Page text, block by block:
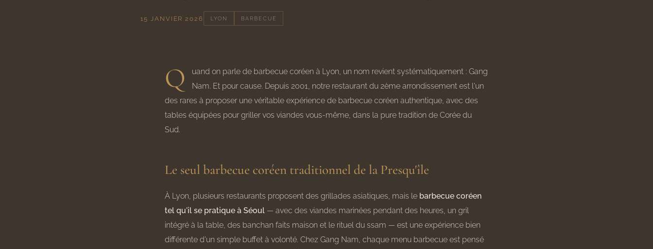
15 JANVIER 2026 LYON BARBECUE
Q
uand on parle de barbecue coréen à Lyon, un nom revient systématiquement : Gang
Nam. Et pour cause. Depuis 2001, notre restaurant du 2ème arrondissement est l'un
des rares à proposer une véritable expérience de barbecue coréen authentique, avec des
tables équipées pour griller vos viandes vous-même, dans la pure tradition de Corée du
Sud.
Le seul barbecue coréen traditionnel de la Presqu'île
À Lyon, plusieurs restaurants proposent des grillades asiatiques, mais le barbecue coréen
tel qu'il se pratique à Séoul — avec des viandes marinées pendant des heures, un gril
intégré à la table, des banchan faits maison et le rituel du ssam — est une expérience bien
différente d'un simple buffet à volonté. Chez Gang Nam, chaque menu barbecue est pensé